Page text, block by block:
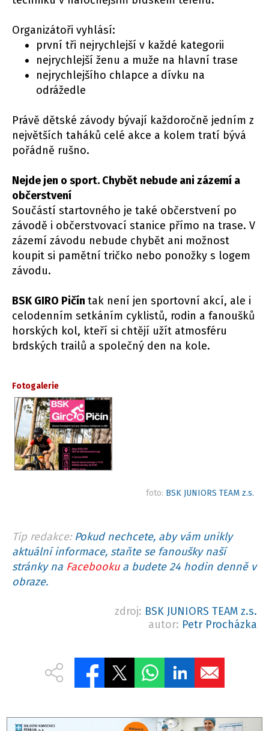
Organizátoři vyhlásí:
první tři nejrychlejší v každé kategorii
nejrychlejší ženu a muže na hlavní trase
nejrychlejšího chlapce a dívku na
odrážedle
Právě dětské závody bývají každoročně jedním z
největších taháků celé akce a kolem tratí bývá
pořádně rušno.
Nejde jen o sport. Chybět nebude ani zázemí a
občerstvení
Součástí startovného je také občerstvení po
závodě i občerstvovací stanice přímo na trase. V
zázemí závodu nebude chybět ani možnost
koupit si pamětní tričko nebo ponožky s logem
závodu.
BSK GIRO Pičín tak není jen sportovní akcí, ale i
celodenním setkáním cyklistů, rodin a fanoušků
horských kol, kteří si chtějí užít atmosféru
brdských trailů a společný den na kole.
Fotogalerie
foto: BSK JUNIORS TEAM z.s.
Tip redakce: Pokud nechcete, aby vám unikly
aktuální informace, staňte se fanoušky naší
stránky na Facebookua budete 24 hodin denně v
obraze.
zdroj: BSK JUNIORS TEAM z.s.
autor: Petr Procházka